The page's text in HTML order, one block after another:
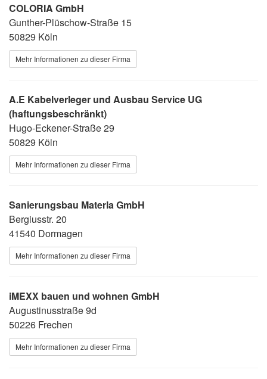
COLORIA GmbH
Gunther-Plüschow-Straße 15
50829 Köln
Mehr Informationen zu dieser Firma
A.E Kabelverleger und Ausbau Service UG
(haftungsbeschränkt)
Hugo-Eckener-Straße 29
50829 Köln
Mehr Informationen zu dieser Firma
Sanierungsbau Materla GmbH
Bergiusstr. 20
41540 Dormagen
Mehr Informationen zu dieser Firma
iMEXX bauen und wohnen GmbH
Augustinusstraße 9d
50226 Frechen
Mehr Informationen zu dieser Firma